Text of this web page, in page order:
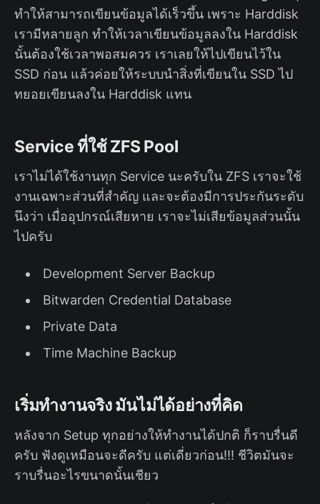
ทำให้สามารถเขียนข้อมูลได้เร็วขึ้น เพราะ Harddisk
เรามีหลายลูก ทำให้เวลาเขียนข้อมูลลงใน Harddisk
นั้นต้องใช้เวลาพอสมควร เราเลยให้ไปเขียนไว้ใน
SSD ก่อน แล้วค่อยให้ระบบนำสิ่งที่เขียนใน SSD ไป
ทยอยเขียนลงใน Harddisk แทน
Service ที่ใช้ ZFS Pool
เราไม่ได้ใช้งานทุก Service นะครับใน ZFS เราจะใช้
งานเฉพาะส่วนที่สำคัญ และจะต้องมีการประกันระดับ
นึงว่า เมื่ออุปกรณ์เสียหาย เราจะไม่เสียข้อมูลส่วนนั้น
ไปครับ
Development Server Backup
Bitwarden Credential Database
Private Data
Time Machine Backup
เริ่มทำงานจริง มันไม่ได้อย่างที่คิด
หลังจาก Setup ทุกอย่างให้ทำงานได้ปกติ ก็ราบรื่นดี
ครับ ฟังดูเหมือนจะดีครับ แต่เดี่ยวก่อน!!! ชีวิตมันจะ
ราบรื่นอะไรขนาดนั้นเชียว